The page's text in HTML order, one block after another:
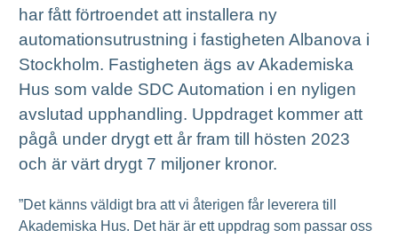
har fått förtroendet att installera ny
automationsutrustning i fastigheten Albanova i
Stockholm. Fastigheten ägs av Akademiska
Hus som valde SDC Automation i en nyligen
avslutad upphandling. Uppdraget kommer att
pågå under drygt ett år fram till hösten 2023
och är värt drygt 7 miljoner kronor.
”Det känns väldigt bra att vi återigen får leverera till
Akademiska Hus. Det här är ett uppdrag som passar oss